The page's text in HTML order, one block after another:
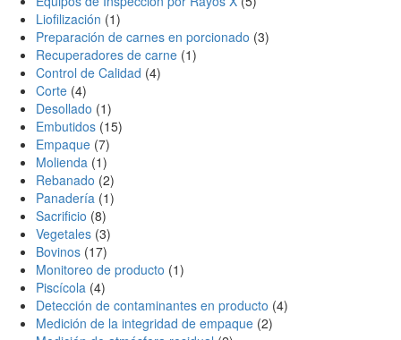
Liofilización (1)
Preparación de carnes en porcionado (3)
Recuperadores de carne (1)
Control de Calidad (4)
Corte (4)
Desollado (1)
Embutidos (15)
Empaque (7)
Molienda (1)
Rebanado (2)
Panadería (1)
Sacrificio (8)
Vegetales (3)
Bovinos (17)
Monitoreo de producto (1)
Piscícola (4)
Detección de contaminantes en producto (4)
Medición de la integridad de empaque (2)